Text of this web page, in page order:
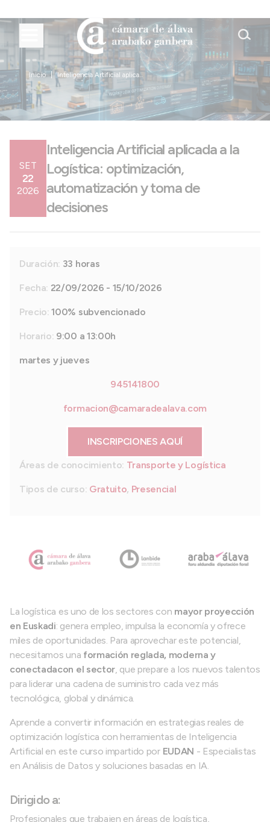
Inicio Inteligencia Artificial aplica...
SET
22
2026
Inteligencia Artificial aplicada a la
Logística: optimización,
automatización y toma de
decisiones
Duración: 33 horas
Fecha: 22/09/2026 - 15/10/2026
Precio:100% subvencionado
Horario: 9:00 a 13:00h
martes y jueves
945141800
formacion@camaradealava.com
INSCRIPCIONES AQUÍ
Áreas de conocimiento: Transporte y Logística
Tipos de curso: Gratuito, Presencial
La logística es uno de los sectores con mayor proyección
en Euskadi: genera empleo, impulsa la economía y ofrece
miles de oportunidades. Para aprovechar este potencial,
necesitamos una formación reglada, moderna y
conectadacon el sector, que prepare a los nuevos talentos
para liderar una cadena de suministro cada vez más
tecnológica, global y dinámica.
Aprende a convertir información en estrategias reales de
optimización logística con herramientas de Inteligencia
Artificial en este curso impartido por EUDAN - Especialistas
en Análisis de Datos y soluciones basadas en IA.
Dirigido a:
Profesionales que trabajen en áreas de logística,